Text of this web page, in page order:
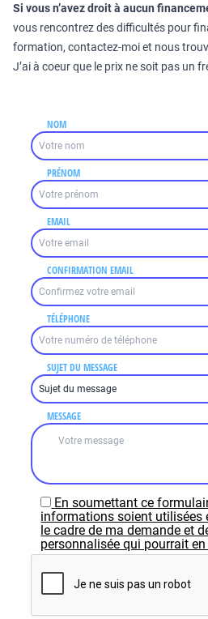
Si vous n’avez droit à aucun
vous rencontrez des difficultés pour
formation, contactez-moi et nous
J’ai à coeur que le prix ne soit pas un
NOM
PRÉNOM
EMAIL
CONFIRMATION EMAIL
TÉLÉPHONE
SUJET DU MESSAGE
MESSAGE
En soumettant ce
informations soient utilisées
le cadre de ma demande et
personnalisée qui pourrait en